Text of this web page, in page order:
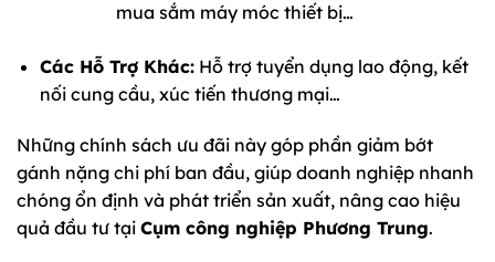
mua sắm máy móc thiết bị…
Các Hỗ Trợ Khác:Hỗ trợ tuyển dụng lao động, kết
nối cung cầu, xúc tiến thương mại…
Những chính sách ưu đãi này góp phần giảm bớt
gánh nặng chi phí ban đầu, giúp doanh nghiệp nhanh
chóng ổn định và phát triển sản xuất, nâng cao hiệu
quả đầu tư tại Cụm công nghiệp Phương Trung.